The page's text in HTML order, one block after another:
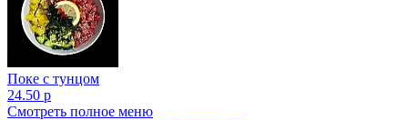
Поке с тунцом
24.50 р
Смотреть полное меню